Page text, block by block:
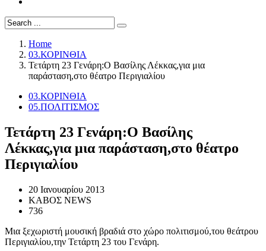
Home
03.ΚΟΡΙΝΘΙΑ
Τετάρτη 23 Γενάρη:Ο Βασίλης Λέκκας,για μια
παράσταση,στο θέατρο Περιγιαλίου
03.ΚΟΡΙΝΘΙΑ
05.ΠΟΛΙΤΙΣΜΟΣ
Τετάρτη 23 Γενάρη:Ο Βασίλης
Λέκκας,για μια παράσταση,στο θέατρο
Περιγιαλίου
20 Ιανουαρίου 2013
ΚΑΒΟΣ NEWS
736
Μια ξεχωριστή μουσική βραδιά στο χώρο πολιτισμού,του θεάτρου
Περιγιαλίου,την Τετάρτη 23 του Γενάρη.